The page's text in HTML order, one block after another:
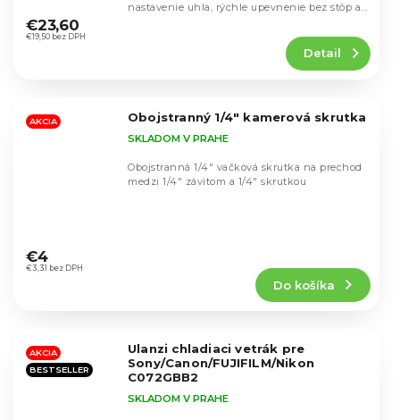
hodnotenie
produktu
hviezdičiek.
€19,50 bez DPH
€23,60
Detail
nastavenie uhla, rýchle upevnenie bez stôp a...
AKCIA Obojstranný 1/4" kamerová skrutka
hodnotenie
produktu
hviezdičiek.
SKLADOM V PRAHE
€3,31 bez DPH
€4
Do košíka
Obojstranná 1/4" vačková skrutka na prechod
medzi 1/4" závitom a 1/4" skrutkou
AKCIA
BESTSELLER
Ulanzi chladiaci vetrák pre
Sony/Canon/FUJIFILM/Nikon
C072GBB2
SKLADOM V PRAHE